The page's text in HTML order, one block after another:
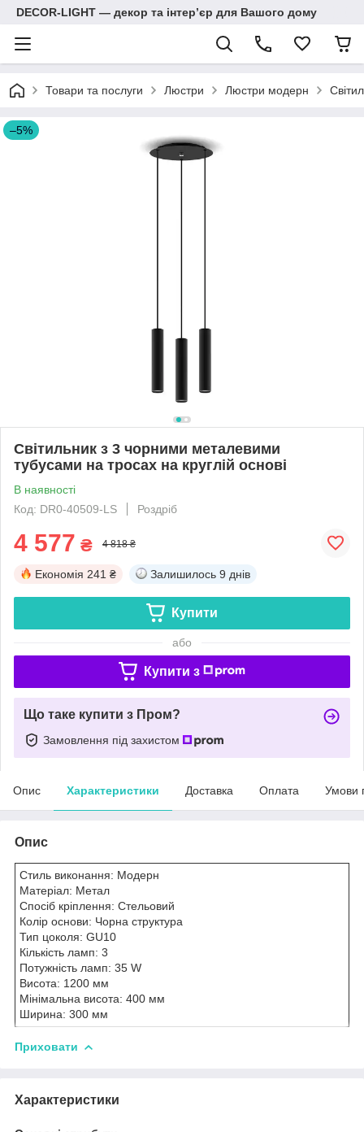
DECOR-LIGHT — декор та інтерʼєр для Вашого дому
Товари та послуги Люстри Люстри модерн
–5%
Світильник з 3 чорними металевими
тубусами на тросах на круглій основі
В наявності
Код: DR0-40509-LS
Роздріб
4 577 ₴ 4 818 ₴
Економія 241 ₴ Залишилось 9 днів
Купити
або
Купити з
Що таке купити з Пром?
Замовлення під захистом
Опис Характеристики Доставка Оплата Умови
Опис
Стиль виконання: Модерн
Матеріал: Метал
Спосіб кріплення: Стельовий
Колір основи: Чорна структура
Тип цоколя: GU10
Кількість ламп: 3
Потужність ламп: 35 W
Висота: 1200 мм
Мінімальна висота: 400 мм
Ширина: 300 мм
Приховати
Характеристики